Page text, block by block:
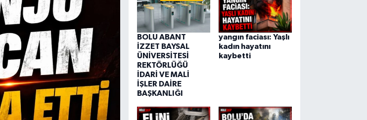
BOLU ABANT
İZZET BAYSAL
ÜNİVERSİTESİ
REKTÖRLÜĞÜ
İDARİ VE MALİ
İŞLER DAİRE
BAŞKANLIĞI
yangın faciası: Yaşlı
kadın hayatını
kaybetti